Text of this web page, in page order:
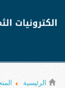
الرئيسية